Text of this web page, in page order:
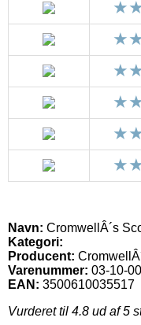
Navn: CromwellÂ´s
Kategori:
Producent:
Varenummer: 03-10-
EAN: 3500610035517
Vurderet til 4.8 ud af 5